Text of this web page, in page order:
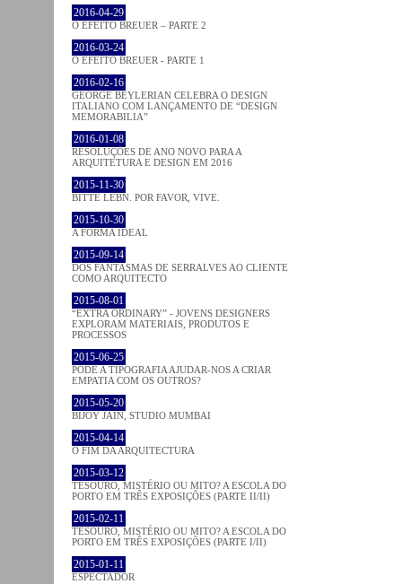
2016-04-29
O EFEITO BREUER – PARTE 2
2016-03-24
O EFEITO BREUER - PARTE 1
2016-02-16
GEORGE BEYLERIAN CELEBRA O DESIGN
ITALIANO COM LANÇAMENTO DE “DESIGN
MEMORABILIA”
2016-01-08
RESOLUÇÕES DE ANO NOVO PARA A
ARQUITETURA E DESIGN EM 2016
2015-11-30
BITTE LEBN. POR FAVOR, VIVE.
2015-10-30
A FORMA IDEAL
2015-09-14
DOS FANTASMAS DE SERRALVES AO CLIENTE
COMO ARQUITECTO
2015-08-01
“EXTRA ORDINARY” - JOVENS DESIGNERS
EXPLORAM MATERIAIS, PRODUTOS E
PROCESSOS
2015-06-25
PODE A TIPOGRAFIA AJUDAR-NOS A CRIAR
EMPATIA COM OS OUTROS?
2015-05-20
BIJOY JAIN, STUDIO MUMBAI
2015-04-14
O FIM DA ARQUITECTURA
2015-03-12
TESOURO, MISTÉRIO OU MITO? A ESCOLA DO
PORTO EM TRÊS EXPOSIÇÕES (PARTE II/II)
2015-02-11
TESOURO, MISTÉRIO OU MITO? A ESCOLA DO
PORTO EM TRÊS EXPOSIÇÕES (PARTE I/II)
2015-01-11
ESPECTADOR